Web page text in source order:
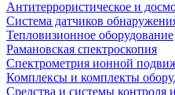
Антитеррористическое и
Cистема датчиков
Тепловизионное оборудование
Рамановская спектроскопия
Спектрометрия ионной
Комплексы и комплекты
Средства и системы контроля